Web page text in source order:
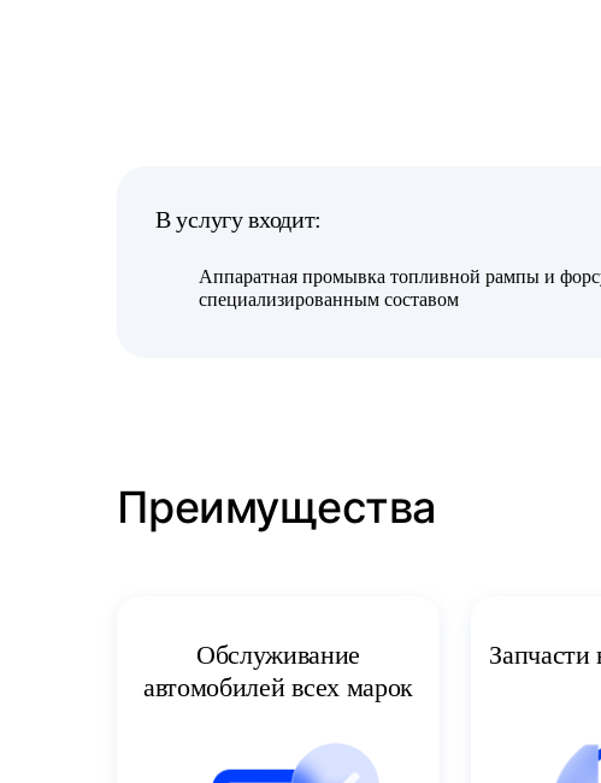
В услугу входит:
Аппаратная промывка топливной рампы и
специализированным составом
Преимущества
Обслуживание
автомобилей всех марок